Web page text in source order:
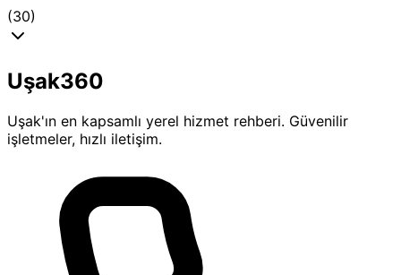
(30)
Uşak360
Uşak'ın en kapsamlı yerel hizmet rehberi. Güvenilir
işletmeler, hızlı iletişim.